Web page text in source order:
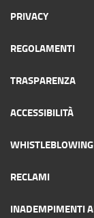
PRIVACY
REGOLAMENTI
TRASPARENZA
ACCESSIBILITÀ
WHISTLEBLOWING
RECLAMI
INADEMPIMENTI